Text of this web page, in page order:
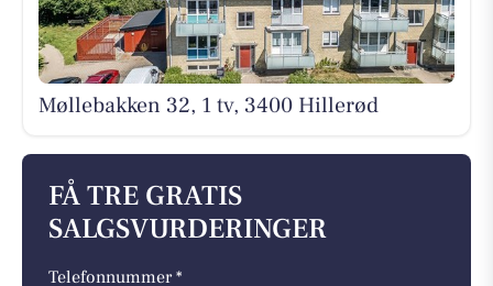
Møllebakken 32, 1 tv, 3400 Hillerød
FÅ TRE GRATIS
SALGSVURDERINGER
Telefonnummer *